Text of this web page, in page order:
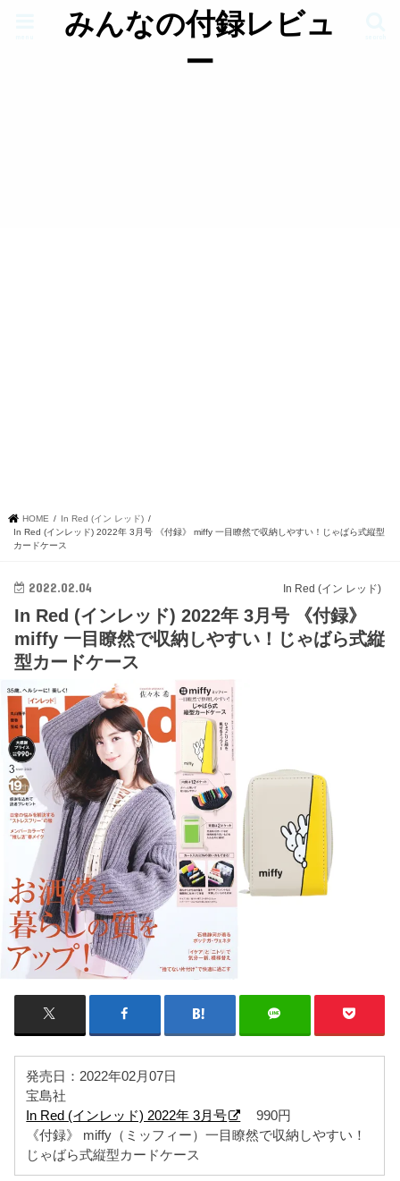
みんなの付録レビュ
ー
HOME
In Red (イン レッド)
In Red (インレッド) 2022年 3月号 《付録》 miffy 一目瞭然で収納しやすい！じゃばら式縦型
カードケース
In Red (イン レッド)
2022.02.04
In Red (インレッド) 2022年 3月号 《付録》
miffy 一目瞭然で収納しやすい！じゃばら式縦
型カードケース
発売日：2022年02月07日
宝島社
In Red (インレッド) 2022年 3月号
990円
《付録》 miffy（ミッフィー）一目瞭然で収納しやすい！
じゃばら式縦型カードケース